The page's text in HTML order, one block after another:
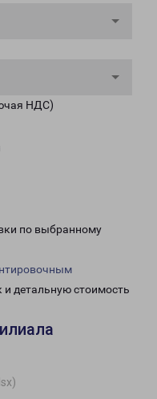
НДС)
по выбранному
и детальную стоимость